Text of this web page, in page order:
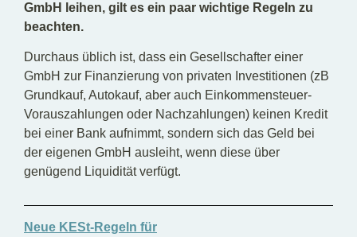
GmbH leihen, gilt es ein paar wichtige Regeln zu
beachten.
Durchaus üblich ist, dass ein Gesellschafter einer
GmbH zur Finanzierung von privaten Investitionen (zB
Grundkauf, Autokauf, aber auch Einkommensteuer-
Vorauszahlungen oder Nachzahlungen) keinen Kredit
bei einer Bank aufnimmt, sondern sich das Geld bei
der eigenen GmbH ausleiht, wenn diese über
genügend Liquidität verfügt.
Neue KESt-Regeln für